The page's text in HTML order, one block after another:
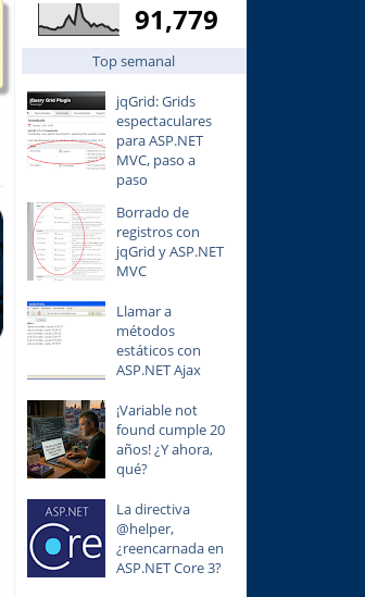
91,779
Top semanal
jqGrid: Grids
espectaculares
para ASP.NET
MVC, paso a
paso
Borrado de
registros con
jqGrid y ASP.NET
MVC
Llamar a
métodos
estáticos con
ASP.NET Ajax
¡Variable not
found cumple 20
años! ¿Y ahora,
qué?
La directiva
@helper,
¿reencarnada en
ASP.NET Core 3?